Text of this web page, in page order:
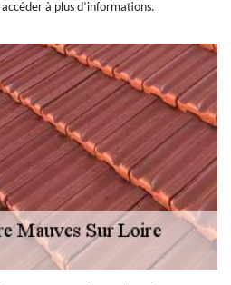
à plus d’informations.